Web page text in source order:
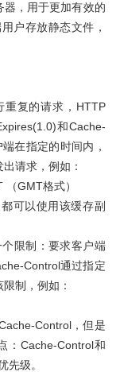
，用于更加有效的
户存放静态文件，
复的请求，HTTP
和Cache-
在指定的时间内，
请求，例如：
GMT格式）
可以使用该缓存副
限制：要求客户端
Control通过指定
制，例如：
Control，但是
：Cache-Control和
先级。